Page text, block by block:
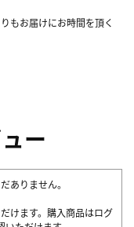
もお届けにお時間を頂く
ー
ありません。
けます。購入商品はログ